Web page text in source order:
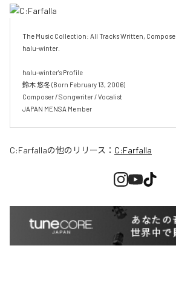
The Music Collection: All Tracks Written,
halu-winter.
halu-winter's Profile
鈴木 悠冬 (Born February 13, 2006)
Composer / Songwriter / Vocalist
JAPAN MENSA Member
C:Farfallaの他のリリース： C:Farfalla